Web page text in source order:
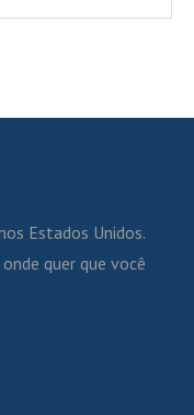
Estados Unidos.
quer que você